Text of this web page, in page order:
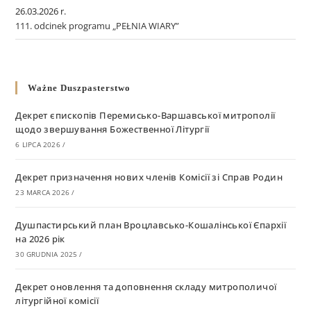
26.03.2026 r.
111. odcinek programu „PEŁNIA WIARY”
Ważne Duszpasterstwo
Декрет єпископів Перемисько-Варшавської митрополії
щодо звершування Божественної Літургії
6 LIPCA 2026 /
Декрет призначення нових членів Комісії зі Справ Родин
23 MARCA 2026 /
Душпастирський план Вроцлавсько-Кошалінської Єпархії
на 2026 рік
30 GRUDNIA 2025 /
Декрет оновлення та доповнення складу митрополичої
літургійної комісії